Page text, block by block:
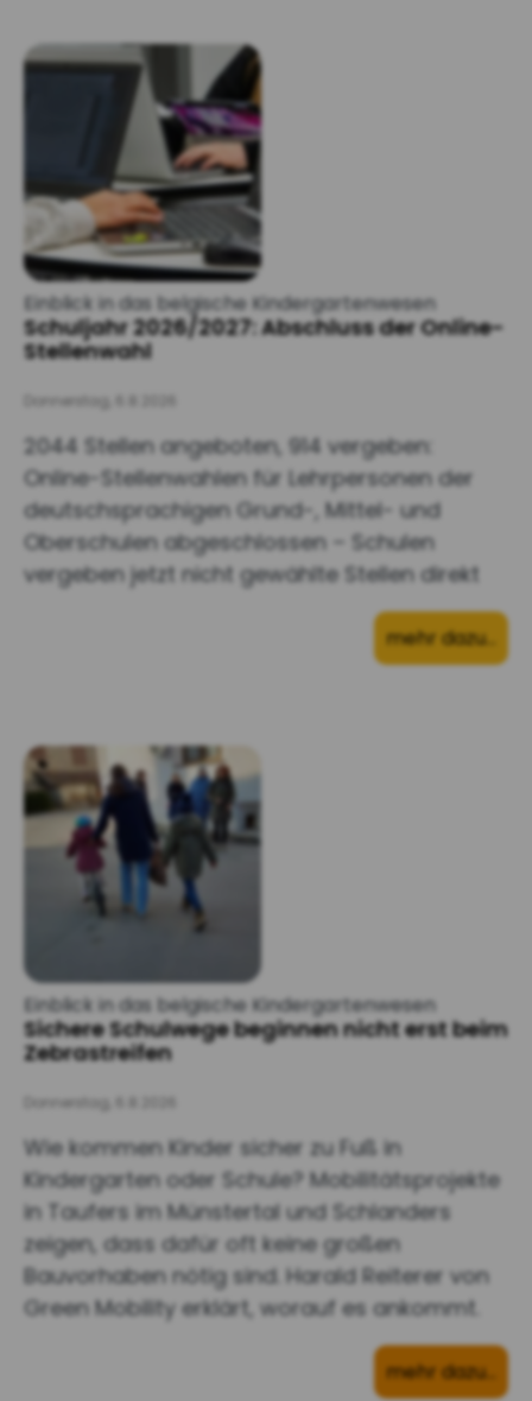
Einblick in das belgische Kindergartenwesen
Schuljahr 2026/2027: Abschluss der Online-
Stellenwahl
Donnerstag, 6.8.2026
2044 Stellen angeboten, 914 vergeben:
Online-Stellenwahlen für Lehrpersonen der
deutschsprachigen Grund-, Mittel- und
Oberschulen abgeschlossen – Schulen
vergeben jetzt nicht gewählte Stellen direkt
mehr dazu…
Einblick in das belgische Kindergartenwesen
Sichere Schulwege beginnen nicht erst beim
Zebrastreifen
Donnerstag, 6.8.2026
Wie kommen Kinder sicher zu Fuß in
Kindergarten oder Schule? Mobilitätsprojekte
in Taufers im Münstertal und Schlanders
zeigen, dass dafür oft keine großen
Bauvorhaben nötig sind. Harald Reiterer von
Green Mobility erklärt, worauf es ankommt.
mehr dazu…